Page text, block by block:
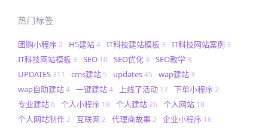
热门标签
团购小程序2 H5建站4 IT科技建站模板 3 IT科技网站案例 3
IT科技网站模板 3 SEO 10 SEO优化 3 SEO教学 3
UPDATES 311 cms建站 5 updates45 wap建站 3
wap自助建站4 一键建站4 上线了活动 17 下单小程序2
专业建站6 个人小程序 18 个人建站26 个人网站 18
个人网站制作2 互联网 2 代理商故事2 企业小程序 16